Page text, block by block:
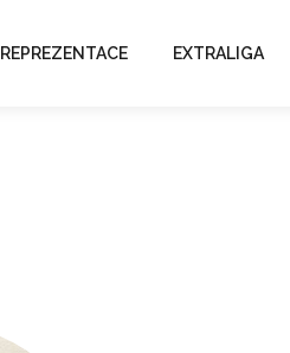
REPREZENTACE EXTRALIGA